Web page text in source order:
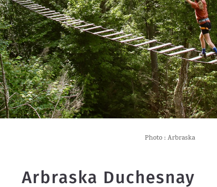
Photo : Arbraska
Arbraska Duchesnay